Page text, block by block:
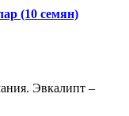
(10 семян)
Эвкалипт –